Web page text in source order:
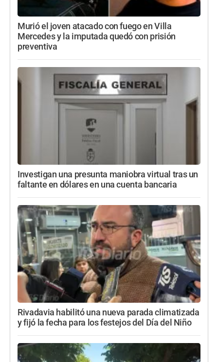
Murió el joven atacado con fuego en Villa
Mercedes y la imputada quedó con prisión
preventiva
Investigan una presunta maniobra virtual tras un
faltante en dólares en una cuenta bancaria
Rivadavia habilitó una nueva parada climatizada
y fijó la fecha para los festejos del Día del Niño